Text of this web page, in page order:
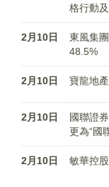
格行動
2月10日
東風集
48.5%
2月10日 寶龍地
2月10日
國聯證
更為“國
2月10日 敏華控